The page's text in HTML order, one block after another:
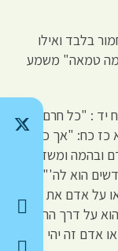
בלבד ואילו
טמאה" משמע
יד : "כל חרם
כז כח: "אך כל
ובהמה ומשדה
הוא לה'" (ומה
על אדם את
על דרך ההתנייה
אדם זה יהי